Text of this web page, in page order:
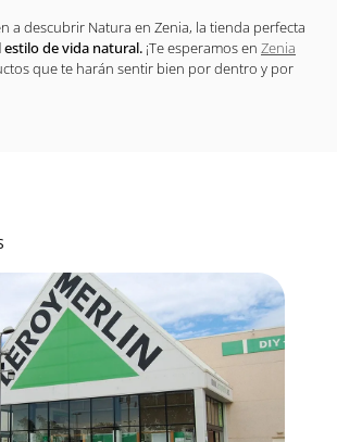
a descubrir Natura en Zenia, la tienda perfecta
estilo de vida natural. ¡Te esperamos en Zenia
que te harán sentir bien por dentro y por